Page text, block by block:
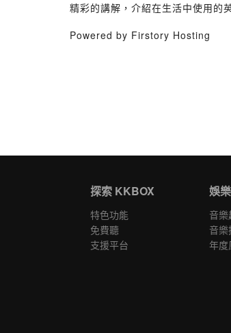
精彩的講解，介紹在生活中使用的
Powered by Firstory Hosting
探索 KKBOX
特色功能
免費聽
支援平台
娛
音
音
年度